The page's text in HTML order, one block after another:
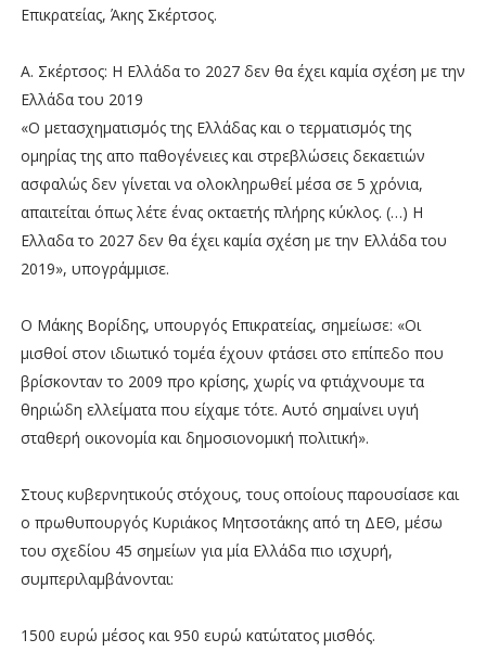
Επικρατείας, Άκης Σκέρτσος.
A. Σκέρτσος: Η Ελλάδα το 2027 δεν θα έχει καμία σχέση με την
Ελλάδα του 2019
«Ο μετασχηματισμός της Ελλάδας και ο τερματισμός της
ομηρίας της απο παθογένειες και στρεβλώσεις δεκαετιών
ασφαλώς δεν γίνεται να ολοκληρωθεί μέσα σε 5 χρόνια,
απαιτείται όπως λέτε ένας οκταετής πλήρης κύκλος. (…) Η
Ελλαδα το 2027 δεν θα έχει καμία σχέση με την Ελλάδα του
2019», υπογράμμισε.
Ο Μάκης Βορίδης, υπουργός Επικρατείας, σημείωσε: «Οι
μισθοί στον ιδιωτικό τομέα έχουν φτάσει στο επίπεδο που
βρίσκονταν το 2009 προ κρίσης, χωρίς να φτιάχνουμε τα
θηριώδη ελλείματα που είχαμε τότε. Αυτό σημαίνει υγιή
σταθερή οικονομία και δημοσιονομική πολιτική».
Στους κυβερνητικούς στόχους, τους οποίους παρουσίασε και
ο πρωθυπουργός Κυριάκος Μητσοτάκης από τη ΔΕΘ, μέσω
του σχεδίου 45 σημείων για μία Ελλάδα πιο ισχυρή,
συμπεριλαμβάνονται:
1500 ευρώ μέσος και 950 ευρώ κατώτατος μισθός.